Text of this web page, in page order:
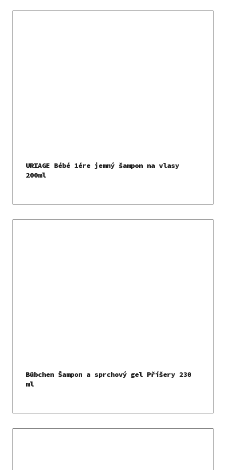
URIAGE Bébé 1ére jemný šampon na vlasy
200ml
Bübchen Šampon a sprchový gel Příšery 230
ml